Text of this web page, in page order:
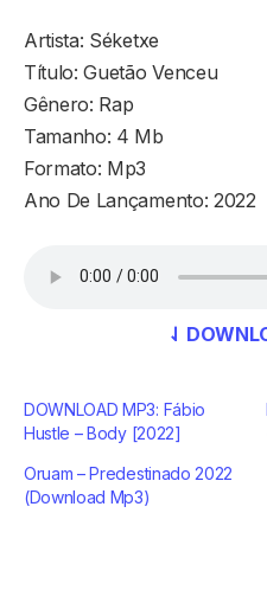
Artista: Séketxe
Título:Guetão Venceu
Gênero: Rap
Tamanho: 4 Mb
Formato: Mp3
Ano De Lançamento: 2022
⇃
DOWNLOAD MP3: Fábio
Hustle – Body [2022]
Oruam – Predestinado 2022
(Download Mp3)